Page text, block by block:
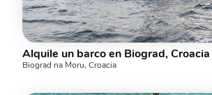
Biograd na Moru, Croacia